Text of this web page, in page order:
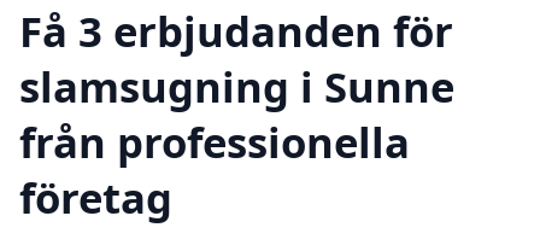
Få 3 erbjudanden för
slamsugning i Sunne
från professionella
företag